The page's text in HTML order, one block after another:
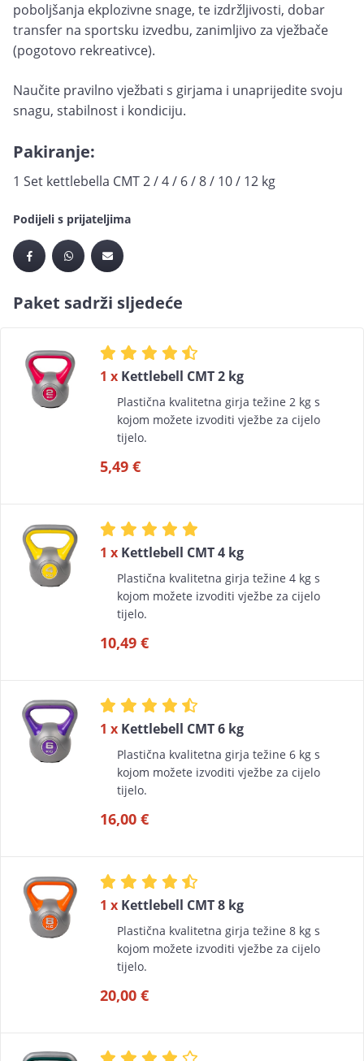
poboljšanja ekplozivne snage, te izdržljivosti, dobar
transfer na sportsku izvedbu, zanimljivo za vježbače
(pogotovo rekreativce).
Naučite pravilno vježbati s girjama i unaprijedite svoju
snagu, stabilnost i kondiciju.
Pakiranje:
1 Set kettlebella CMT 2 / 4 / 6 / 8 / 10 / 12 kg
Podijeli s prijateljima
Paket sadrži sljedeće
1 x Kettlebell CMT 2 kg
Plastična kvalitetna girja težine 2 kg s
kojom možete izvoditi vježbe za cijelo
tijelo.
5,49 €
1 x Kettlebell CMT 4 kg
Plastična kvalitetna girja težine 4 kg s
kojom možete izvoditi vježbe za cijelo
tijelo.
10,49 €
1 x Kettlebell CMT 6 kg
Plastična kvalitetna girja težine 6 kg s
kojom možete izvoditi vježbe za cijelo
tijelo.
16,00 €
1 x Kettlebell CMT 8 kg
Plastična kvalitetna girja težine 8 kg s
kojom možete izvoditi vježbe za cijelo
tijelo.
20,00 €